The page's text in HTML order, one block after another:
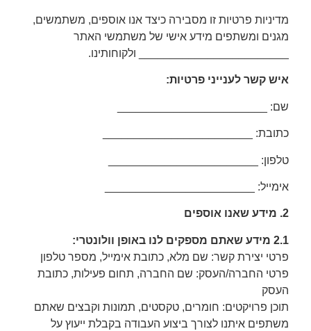
מדיניות פרטיות זו מסבירה כיצד אנו אוספים, משתמשים,
מגנים ומשתפים מידע אישי של משתמשי האתר
________________________ ולקוחותינו.
איש קשר לענייני פרטיות:
שם: ________________________
כתובת: ________________________
טלפון: ________________________
אימייל: ________________________
2. מידע שאנו אוספים
2.1 מידע שאתם מספקים לנו באופן וולונטרי:
פרטי יצירת קשר: שם מלא, כתובת אימייל, מספר טלפון
פרטי החברה/העסק: שם החברה, תחום פעילות, כתובת
העסק
תוכן פרויקטים: חומרים, טקסטים, תמונות וקבצים שאתם
משתפים איתנו לצורך ביצוע העבודה בקבלת ייעוץ על